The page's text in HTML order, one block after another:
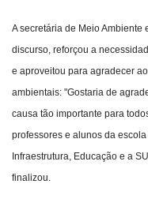
A secretária de Meio Ambiente
discurso, reforçou a
e aproveitou para agradecer
ambientais: "Gostaria de
causa tão importante para
professores e alunos da
Infraestrutura, Educação e a
finalizou.